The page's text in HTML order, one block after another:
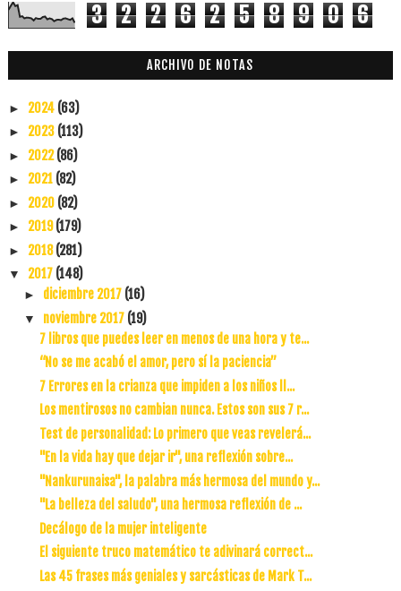
3 2 2 6 2 5 8 9 0 6
ARCHIVO DE NOTAS
► 2024 (63)
► 2023 (113)
► 2022(86)
► 2021 (82)
► 2020 (82)
► 2019(179)
► 2018(281)
▼ 2017 (148)
► diciembre 2017 (16)
▼ noviembre 2017 (19)
7 libros que puedes leer en menos de una hora y te...
“No se me acabó el amor, pero sí la paciencia”
7 Errores en la crianza que impiden a los niños ll...
Los mentirosos no cambian nunca. Estos son sus 7 r...
Test de personalidad: Lo primero que veas revelerá...
"En la vida hay que dejar ir", una reflexión sobre...
"Nankurunaisa", la palabra más hermosa del mundo y...
"La belleza del saludo", una hermosa reflexión de ...
Decálogo de la mujer inteligente
El siguiente truco matemático te adivinará correct...
Las 45 frases más geniales y sarcásticas de Mark T...